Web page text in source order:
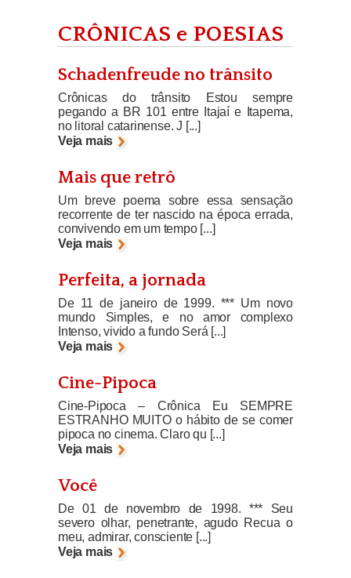
CRÔNICAS e POESIAS
Schadenfreude no trânsito
Crônicas do trânsito Estou sempre
pegando a BR 101 entre Itajaí e Itapema,
no litoral catarinense. J [...]
Veja mais
Mais que retrô
Um breve poema sobre essa sensação
recorrente de ter nascido na época errada,
convivendo em um tempo [...]
Veja mais
Perfeita, a jornada
De 11 de janeiro de 1999. *** Um novo
mundo Simples, e no amor complexo
Intenso, vivido a fundo Será [...]
Veja mais
Cine-Pipoca
Cine-Pipoca – Crônica Eu SEMPRE
ESTRANHO MUITO o hábito de se comer
pipoca no cinema. Claro qu [...]
Veja mais
Você
De 01 de novembro de 1998. *** Seu
severo olhar, penetrante, agudo Recua o
meu, admirar, consciente [...]
Veja mais